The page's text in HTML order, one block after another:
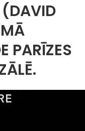
PARĪZES